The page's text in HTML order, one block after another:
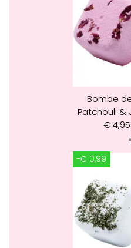
Bombe
Patchouli &
€4,95
-€ 0,99